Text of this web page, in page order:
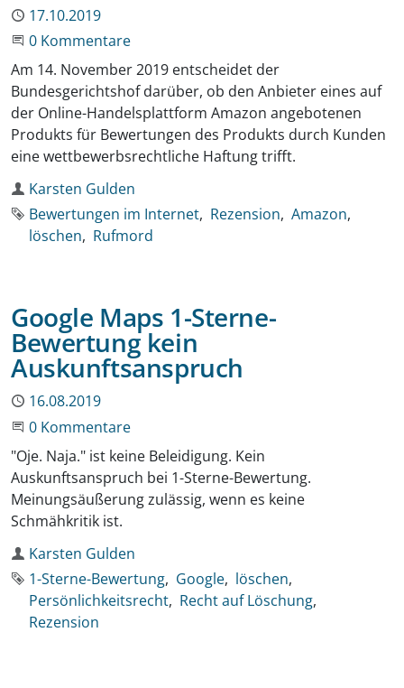
Publiziert
17.10.2019
Beginne eine Unterhaltung
0 Kommentare
Am 14. November 2019 entscheidet der
Bundesgerichtshof darüber, ob den Anbieter eines auf
der Online-Handelsplattform Amazon angebotenen
Produkts für Bewertungen des Produkts durch Kunden
eine wettbewerbsrechtliche Haftung trifft.
Autor
Karsten Gulden
Schlagworte
Bewertungen im Internet Rezension Amazon
löschen
Rufmord
Google Maps 1-Sterne-
Bewertung kein
Auskunftsanspruch
Publiziert
16.08.2019
Beginne eine Unterhaltung
0 Kommentare
"Oje. Naja." ist keine Beleidigung. Kein
Auskunftsanspruch bei 1-Sterne-Bewertung.
Meinungsäußerung zulässig, wenn es keine
Schmähkritik ist.
Autor
Karsten Gulden
Schlagworte
1-Sterne-Bewertung Google löschen
Persönlichkeitsrecht Recht auf Löschung
Rezension